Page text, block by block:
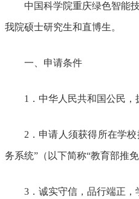
中国科学院重庆绿色智能
我院硕士研究生和直博生。
一、申请条件
1．中华人民共和国公民，
2 ．申请人须获得所在学
务系统”（以下简称“教育
3．诚实守信，品行端正